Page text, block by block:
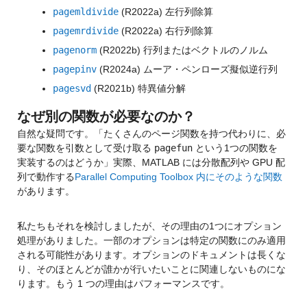
pagemldivide (R2022a) 左行列除算
pagemrdivide (R2022a) 右行列除算
pagenorm (R2022b) 行列またはベクトルのノルム
pagepinv (R2024a) ムーア・ペンローズ擬似逆行列
pagesvd (R2021b) 特異値分解
なぜ別の関数が必要なのか？
自然な疑問です。「たくさんのページ関数を持つ代わりに、必
要な関数を引数として受け取る pagefun という1つの関数を
実装するのはどうか」実際、MATLAB には分散配列や GPU 配
列で動作するParallel Computing Toolbox 内にそのような関数
があります。
私たちもそれを検討しましたが、その理由の1つにオプション
処理がありました。一部のオプションは特定の関数にのみ適用
される可能性があります。オプションのドキュメントは長くな
り、そのほとんどが誰かが行いたいことに関連しないものにな
ります。もう 1 つの理由はパフォーマンスです。